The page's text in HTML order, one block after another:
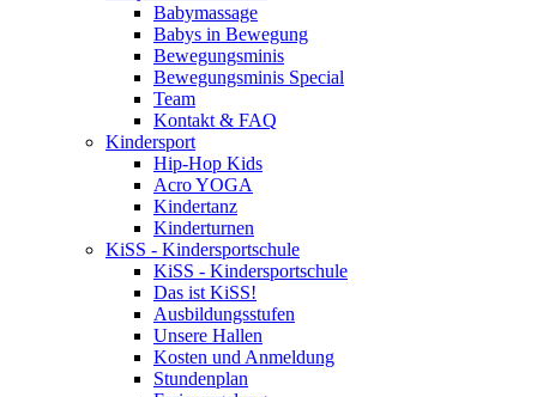
Babymassage
Babys in Bewegung
Bewegungsminis
Bewegungsminis Special
Team
Kontakt & FAQ
Kindersport
Hip-Hop Kids
Acro YOGA
Kindertanz
Kinderturnen
KiSS - Kindersportschule
KiSS - Kindersportschule
Das ist KiSS!
Ausbildungsstufen
Unsere Hallen
Kosten und Anmeldung
Stundenplan